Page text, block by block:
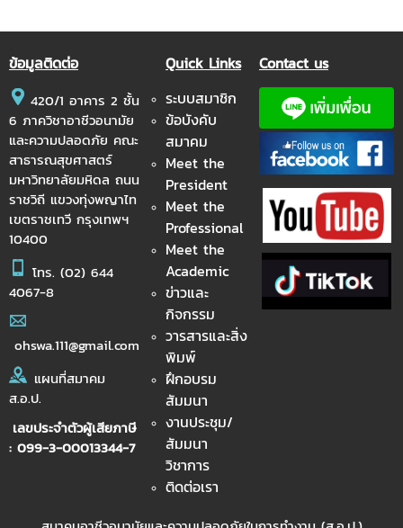
ข้อมูลติดต่อ
420/1 อาคาร 2 ชั้น
6 ภาควิชาอาชีวอนามัย
และความปลอดภัย คณะ
สาธารณสุขศาสตร์
มหาวิทยาลัยมหิดล ถนน
ราชวิถี แขวงทุ่งพญาไท
เขตราชเทวี กรุงเทพฯ
10400
โทร. (02) 644
4067-8
ohswa.111@gmail.com
แผนที่สมาคม
ส.อ.ป.
เลขประจำตัวผู้เสียภาษี
: 099-3-00013344-7
Quick Links
ระบบสมาชิก
ข้อบังคับ
สมาคม
Meet the
President
Meet the
Professional
Meet the
Academic
ข่าวและ
กิจกรรม
วารสารและสิ่ง
พิมพ์
ฝึกอบรม
สัมมนา
งานประชุม/
สัมมนา
วิชาการ
ติดต่อเรา
Contact us